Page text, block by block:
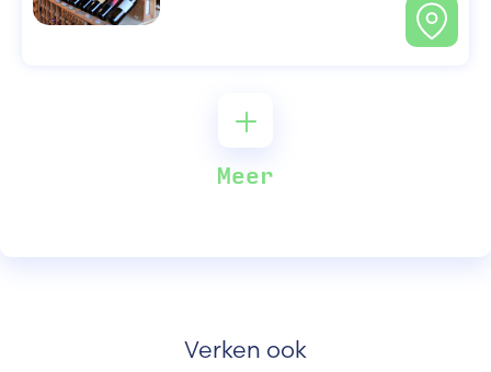
Meer
Verken ook